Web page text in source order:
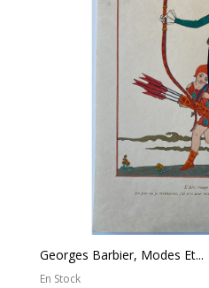
Georges Barbier, Modes Et...
En Stock